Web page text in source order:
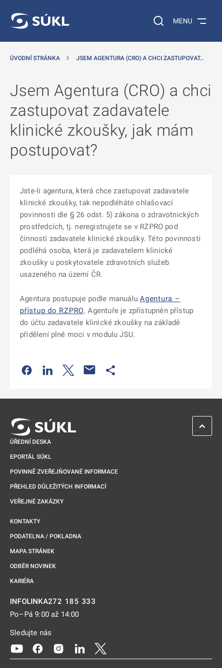
Vyhledávání na
MENU
ÚVODNÍ STRÁNKA JSEM AGENTURA (CRO) A CHCI ZASTUPOVAT…
Jsem Agentura (CRO) a chci
zastupovat zadavatele
klinické zkoušky, jak mám
postupovat?
Jste-li agentura, která chce zastupovat zadavatele
klinické zkoušky, tak nepodléháte ohlašovací
povinnosti dle § 26 odst. 5) zákona o zdravotnických
prostředcích, tj. neregistrujete se v RZPRO pod
činností zadavatele klinické zkoušky. Této povinnosti
podléhá osoba, která je zadavatelem klinické
zkoušky u poskytovatele zdravotních služeb
usazeného na území ČR.
Agentura postupuje podle manuáluAgentura –
přístup do RZPRO. Agentuře je zpřístupněn přístup
do účtu zadavatele klinické zkoušky na základě
přidělení plné moci v modulu JSU.
Odkaz se otevře na nové kartě
Odkaz se otevře na nové kartě
Odkaz se otevře na nové kartě
ÚŘEDNÍ DESKA
EPORTÁL SÚKL
POVINNĚ ZVEŘEJŇOVANÉ INFORMACE
PŘEHLED DŮLEŽITÝCH INFORMACÍ
VEŘEJNÉ ZAKÁZKY
KONTAKTY
PODATELNA / POKLADNA
MAPA STRÁNEK
ODBĚR NOVINEK
KARIÉRA
INFOLINKA272 185 333
Po–Pá 9:00 až 14:00
Sledujte nás
Odkaz se otevře na nové kartě
Odkaz se otevře na nové kartě
Odkaz se otevře na nové kartě
Odkaz se otevře na nové kartě
ZPĚT